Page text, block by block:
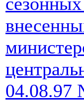
04.08.97